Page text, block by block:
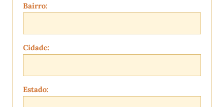
Bairro:
Cidade:
Estado: